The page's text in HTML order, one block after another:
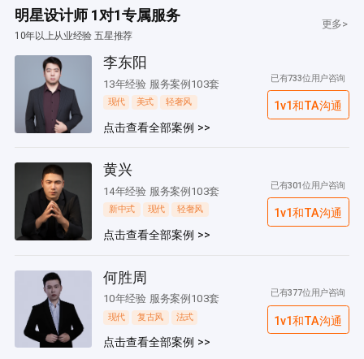
明星设计师 1对1专属服务
10年以上从业经验 五星推荐
更多>
李东阳
13年经验 服务案例103套
现代 美式 轻奢风
点击查看全部案例 >>
已有733位用户咨询
1v1和TA沟通
黄兴
14年经验 服务案例103套
新中式 现代 轻奢风
点击查看全部案例 >>
已有301位用户咨询
1v1和TA沟通
何胜周
10年经验 服务案例103套
现代 复古风 法式
点击查看全部案例 >>
已有377位用户咨询
1v1和TA沟通